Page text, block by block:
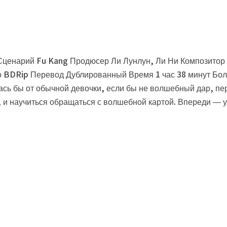
Fu Kang Продюсер Ли Лунлун, Ли Ни Композитор
Перевод Дублированный Время 1 час 38 минут
бы от обычной девочки, если бы не волшебный дар,
научиться обращаться с волшебной картой. Впереди —